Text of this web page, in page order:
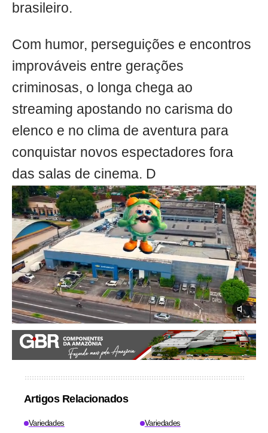
brasileiro.
Com humor, perseguições e encontros
improváveis entre gerações
criminosas, o longa chega ao
streaming apostando no carisma do
elenco e no clima de aventura para
conquistar novos espectadores fora
das salas de cinema. D
Artigos Relacionados
Variedades Variedades